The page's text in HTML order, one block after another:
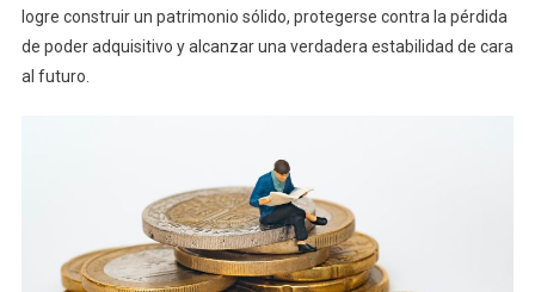
logre construir un patrimonio sólido, protegerse contra la pérdida
de poder adquisitivo y alcanzar una verdadera estabilidad de cara
al futuro.